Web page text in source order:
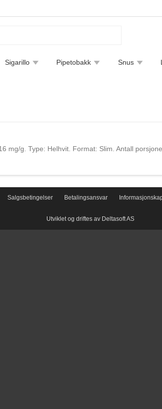
Sigarillo Pipetobakk Snus
mg/g. Type: Helhvit. Format: Slim. Antall
Salgsbetingelser Betalingsansvar
Utviklet og driftes av Deltasoft AS